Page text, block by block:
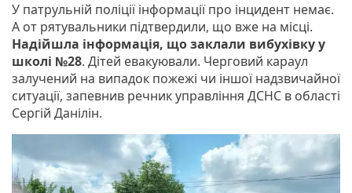
У патрульній поліції інформації про інцидент немає.
А от рятувальники підтвердили, що вже на місці.
Надійшла інформація, що заклали вибухівку у
школі №28. Дітей евакуювали. Черговий караул
залучений на випадок пожежі чи іншої надзвичайної
ситуації, запевнив речник управління ДСНС в області
Сергій Данілін.